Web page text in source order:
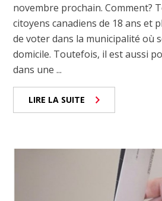
novembre prochain. Comment?
citoyens canadiens de 18 ans et
de voter dans la municipalité où
domicile. Toutefois, il est aussi
dans une ...
LIRE LA SUITE